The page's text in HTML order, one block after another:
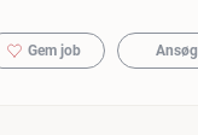
Gem job Ansøg